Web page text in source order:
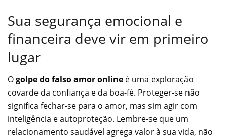
Sua segurança emocional e
financeira deve vir em primeiro
lugar
Ogolpe do falso amor online é uma exploração
covarde da confiança e da boa-fé. Proteger-se não
significa fechar-se para o amor, mas sim agir com
inteligência e autoproteção. Lembre-se que um
relacionamento saudável agrega valor à sua vida, não